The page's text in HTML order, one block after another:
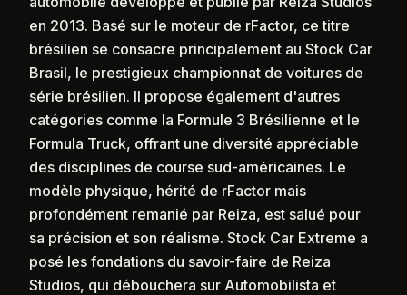
en 2013. Basé sur le moteur de rFactor, ce titre
brésilien se consacre principalement au Stock Car
Brasil, le prestigieux championnat de voitures de
série brésilien. Il propose également d'autres
catégories comme la Formule 3 Brésilienne et le
Formula Truck, offrant une diversité appréciable
des disciplines de course sud-américaines. Le
modèle physique, hérité de rFactor mais
profondément remanié par Reiza, est salué pour
sa précision et son réalisme. Stock Car Extreme a
posé les fondations du savoir-faire de Reiza
Studios, qui débouchera sur Automobilista et